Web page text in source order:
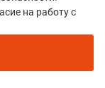
на работу с